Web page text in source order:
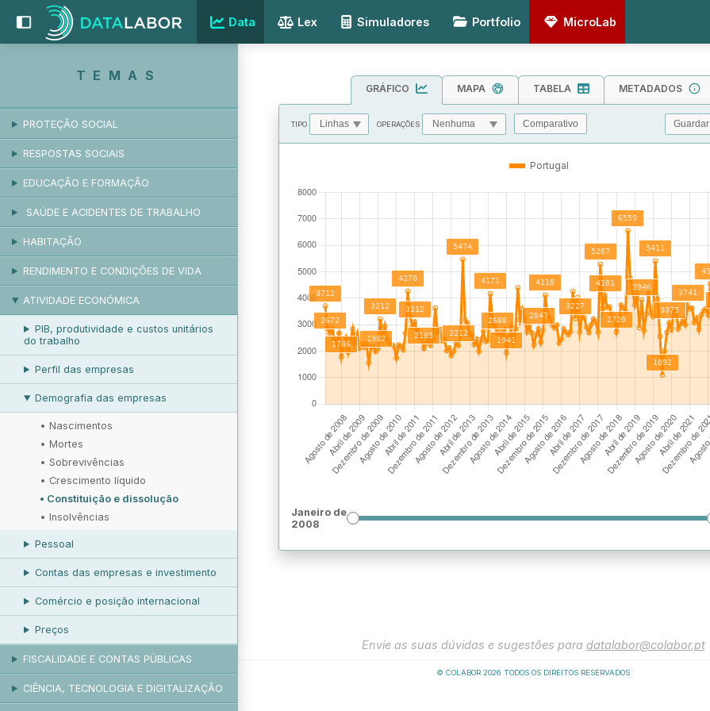
Data Lex Simuladores Portfolio MicroLab
TEMAS
EMPREGO E DESEMPREGO
PROTEÇÃO SOCIAL
RESPOSTAS SOCIAIS
EDUCAÇÃO E FORMAÇÃO
SAÚDE E ACIDENTES DE TRABALHO
HABITAÇÃO
RENDIMENTO E CONDIÇÕES DE VIDA
ATIVIDADE ECONÓMICA
PIB, produtividade e custos unitários
do trabalho
Perfil das empresas
Demografia das empresas
• Nascimentos
• Mortes
• Sobrevivências
• Crescimento líquido
• Constituição e dissolução
• Insolvências
Pessoal
Contas das empresas e investimento
Comércio e posição internacional
Preços
FISCALIDADE E CONTAS PÚBLICAS
CIÊNCIA, TECNOLOGIA E DIGITALIZAÇÃO
GRÁFICO MAPA TABELA METADADOS
TIPO OPERAÇÕES Comparativo Guardar
Portugal
Janeiro de
2008
Envie as suas dúvidas e sugestões para datalabor@colabor.pt
© COLABOR 2026 TODOS OS DIREITOS RESERVADOS